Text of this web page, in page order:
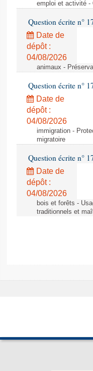
emploi et activité -
Question écrite n°
Date de
dépôt :
04/08/2026
animaux -
Question écrite n°
Date de
dépôt :
04/08/2026
immigration -
migratoire
Question écrite n°
Date de
dépôt :
04/08/2026
bois et forêts -
traditionnels et